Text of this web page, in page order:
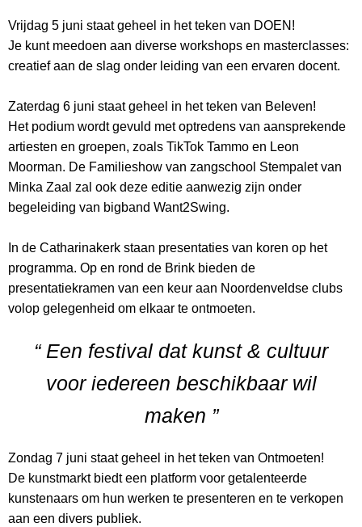
Vrijdag 5 juni staat geheel in het teken van DOEN!
Je kunt meedoen aan diverse workshops en masterclasses:
creatief aan de slag onder leiding van een ervaren docent.
Zaterdag 6 juni staat geheel in het teken van Beleven!
Het podium wordt gevuld met optredens van aansprekende
artiesten en groepen, zoals TikTok Tammo en Leon
Moorman. De Familieshow van zangschool Stempalet van
Minka Zaal zal ook deze editie aanwezig zijn onder
begeleiding van bigband Want2Swing.
In de Catharinakerk staan presentaties van koren op het
programma. Op en rond de Brink bieden de
presentatiekramen van een keur aan Noordenveldse clubs
volop gelegenheid om elkaar te ontmoeten.
“ Een festival dat kunst & cultuur
voor iedereen beschikbaar wil
maken ”
Zondag 7 juni staat geheel in het teken van Ontmoeten!
De kunstmarkt biedt een platform voor getalenteerde
kunstenaars om hun werken te presenteren en te verkopen
aan een divers publiek.